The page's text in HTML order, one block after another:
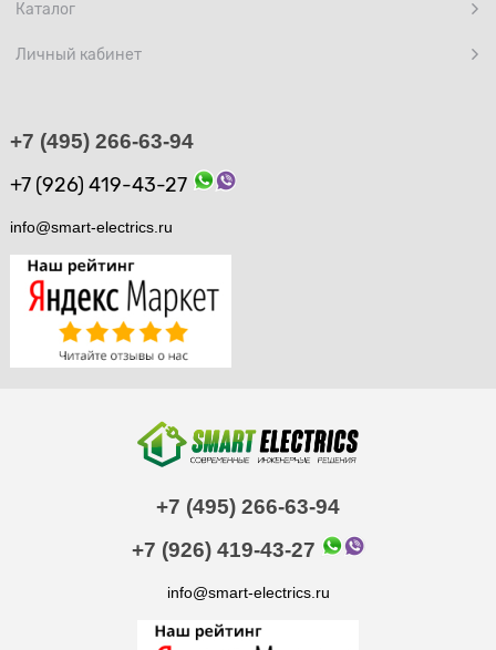
Каталог
Личный кабинет
+7 (495) 266-63-94
+7 (926) 419-43-27
info@smart-electrics.ru
+7 (495) 266-63-94
+7 (926) 419-43-27
info@smart-electrics.ru